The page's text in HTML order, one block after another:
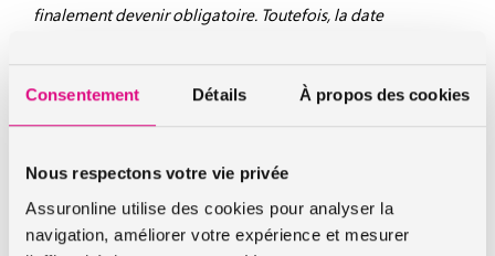
Consentement Détails À propos des cookies
Nous respectons votre vie privée
Assuronline utilise des cookies pour analyser la
navigation, améliorer votre expérience et mesurer
finalement devenir obligatoire. Toutefois, la date
Comment remplir le certificat de cession
certificat de cession afin de prouver la date de vente de la
VSP d’occasion.